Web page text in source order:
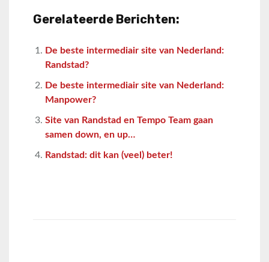
Gerelateerde Berichten:
De beste intermediair site van Nederland:
Randstad?
De beste intermediair site van Nederland:
Manpower?
Site van Randstad en Tempo Team gaan
samen down, en up…
Randstad: dit kan (veel) beter!